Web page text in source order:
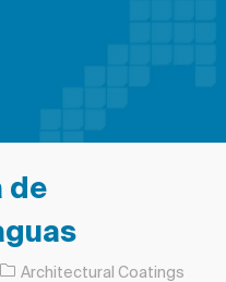
de
Architectural Coatings